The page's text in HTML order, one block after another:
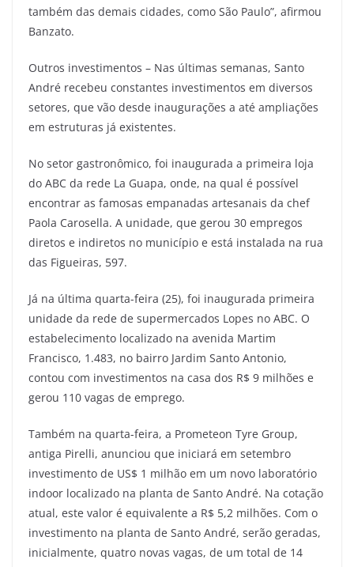
também das demais cidades, como São Paulo”, afirmou
Banzato.
Outros investimentos – Nas últimas semanas, Santo
André recebeu constantes investimentos em diversos
setores, que vão desde inaugurações a até ampliações
em estruturas já existentes.
No setor gastronômico, foi inaugurada a primeira loja
do ABC da rede La Guapa, onde, na qual é possível
encontrar as famosas empanadas artesanais da chef
Paola Carosella. A unidade, que gerou 30 empregos
diretos e indiretos no município e está instalada na rua
das Figueiras, 597.
Já na última quarta-feira (25), foi inaugurada primeira
unidade da rede de supermercados Lopes no ABC. O
estabelecimento localizado na avenida Martim
Francisco, 1.483, no bairro Jardim Santo Antonio,
contou com investimentos na casa dos R$ 9 milhões e
gerou 110 vagas de emprego.
Também na quarta-feira, a Prometeon Tyre Group,
antiga Pirelli, anunciou que iniciará em setembro
investimento de US$ 1 milhão em um novo laboratório
indoor localizado na planta de Santo André. Na cotação
atual, este valor é equivalente a R$ 5,2 milhões. Com o
investimento na planta de Santo André, serão geradas,
inicialmente, quatro novas vagas, de um total de 14